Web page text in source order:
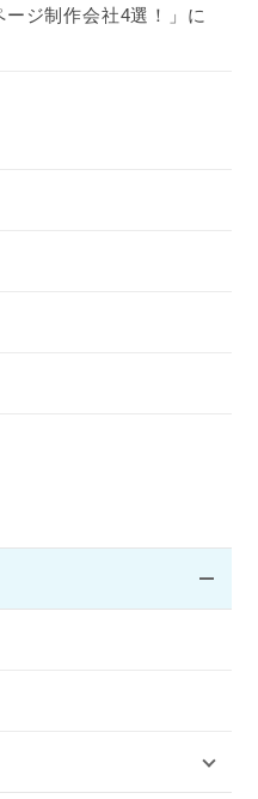
ージ制作会社4選！」に